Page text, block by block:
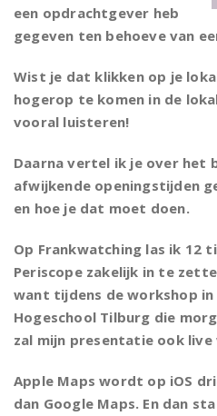
een opdrachtgever heb
gegeven ten behoeve van
Wist je dat klikken op je
hogerop te komen in de
vooral luisteren!
Daarna vertel ik je over het
afwijkende openingstijden
en hoe je dat moet doen.
Op Frankwatching las ik 12
Periscope zakelijk in te
want tijdens de workshop
Hogeschool Tilburg die
zal mijn presentatie ook
Apple Maps wordt op iOS
dan Google Maps. En dan